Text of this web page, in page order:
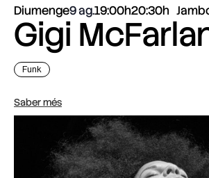
Diumenge9 ag.19:00h20:30h
Gigi
Funk
Saber més